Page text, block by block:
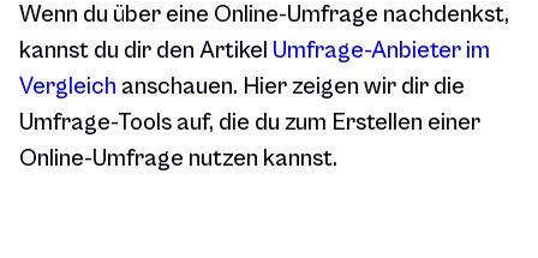
Wenn du über eine Online-Umfrage nachdenkst,
kannst du dir den Artikel Umfrage-Anbieter im
Vergleich anschauen. Hier zeigen wir dir die
Umfrage-Tools auf, die du zum Erstellen einer
Online-Umfrage nutzen kannst.